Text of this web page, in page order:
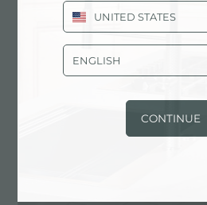
UNITED STATES
ENGLISH
CONTINUE